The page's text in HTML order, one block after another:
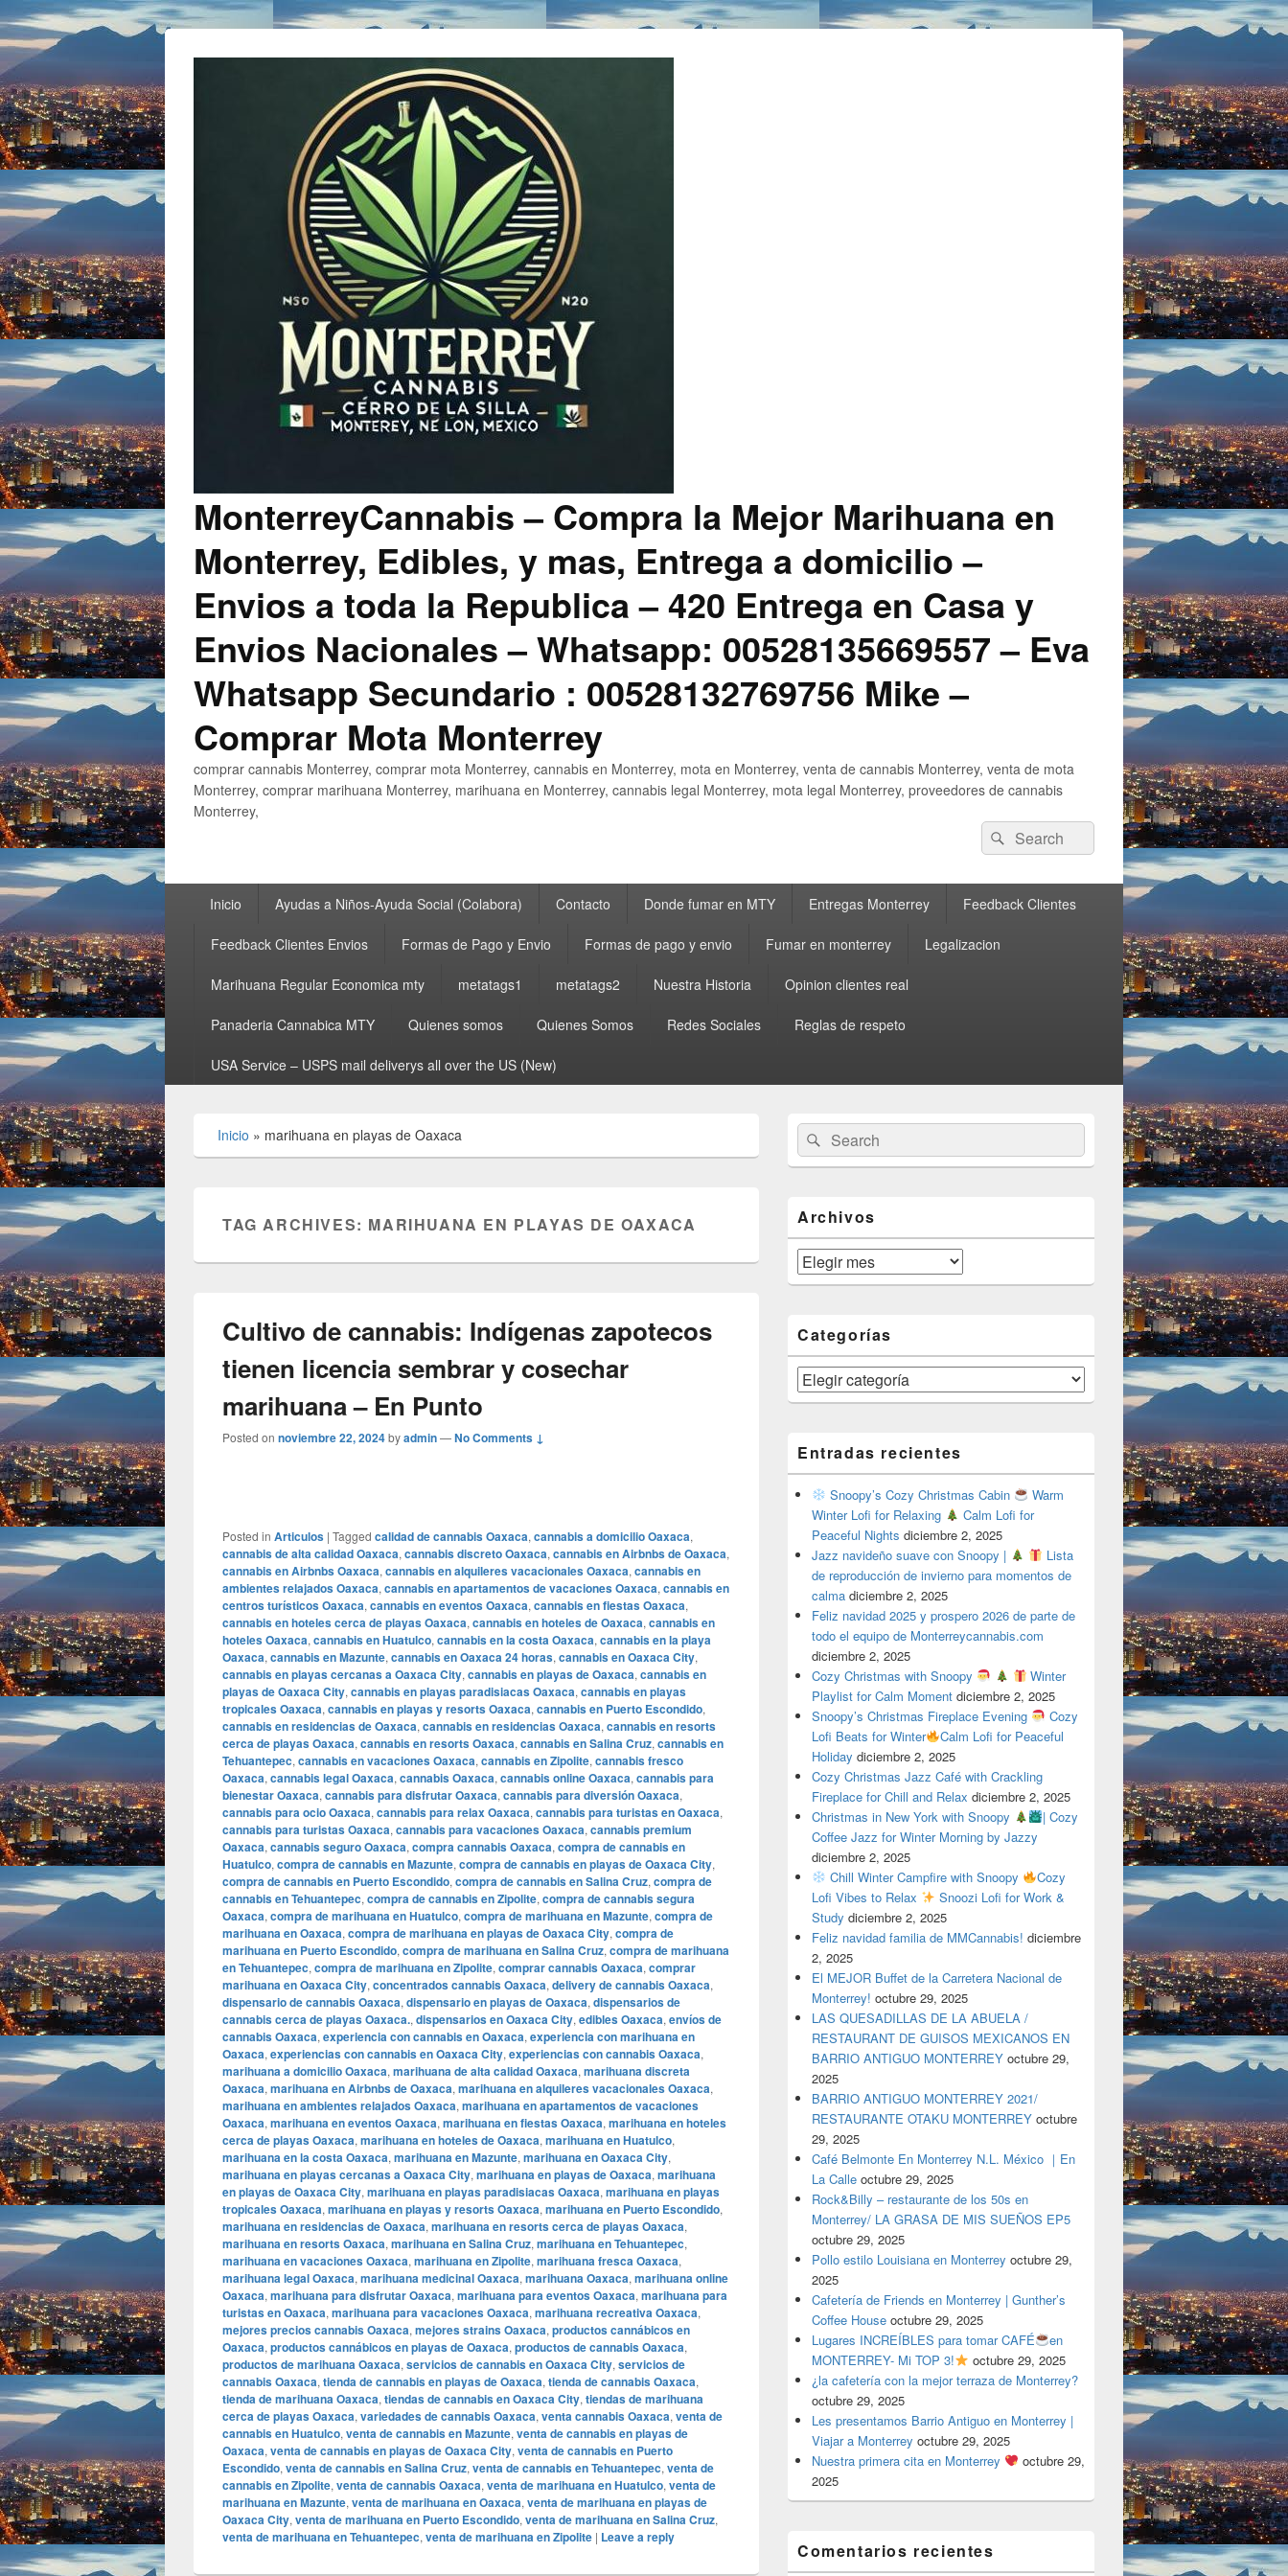
MonterreyCannabis – Compra la Mejor Marihuana en
Monterrey, Edibles, y mas, Entrega a domicilio –
Envios a toda la Republica – 420 Entrega en Casa y
Envios Nacionales – Whatsapp: 00528135669557 – Eva
Whatsapp Secundario : 00528132769756 Mike –
Comprar Mota Monterrey
comprar cannabis Monterrey, comprar mota Monterrey, cannabis en Monterrey, mota en Monterrey, venta de cannabis Monterrey, venta de mota
Monterrey, comprar marihuana Monterrey, marihuana en Monterrey, cannabis legal Monterrey, mota legal Monterrey, proveedores de cannabis
Monterrey,
Search
for:
Search
Inicio Ayudas a Niños-Ayuda Social (Colabora) Contacto Donde fumar en MTY Entregas Monterrey Feedback Clientes
Feedback Clientes Envios Formas de Pago y Envio Formas de pago y envio Fumar en monterrey Legalizacion
Marihuana Regular Economica mty metatags1 metatags2 Nuestra Historia Opinion clientes real
Panaderia Cannabica MTY Quienes somos Quienes Somos Redes Sociales Reglas de respeto
USA Service – USPS mail deliverys all over the US (New)
Inicio » marihuana en playas de Oaxaca
TAG ARCHIVES: MARIHUANA EN PLAYAS DE OAXACA
Cultivo de cannabis: Indígenas zapotecos
tienen licencia sembrar y cosechar
marihuana – En Punto
Posted on noviembre 22, 2024byadmin—No Comments ↓
Posted in Articulos | Tagged calidad de cannabis Oaxaca, cannabis a domicilio Oaxaca,
cannabis de alta calidad Oaxaca, cannabis discreto Oaxaca, cannabis en Airbnbs de Oaxaca,
cannabis en Airbnbs Oaxaca, cannabis en alquileres vacacionales Oaxaca, cannabis en
ambientes relajados Oaxaca, cannabis en apartamentos de vacaciones Oaxaca, cannabis en
centros turísticos Oaxaca, cannabis en eventos Oaxaca, cannabis en fiestas Oaxaca,
cannabis en hoteles cerca de playas Oaxaca, cannabis en hoteles de Oaxaca, cannabis en
hoteles Oaxaca, cannabis en Huatulco, cannabis en la costa Oaxaca, cannabis en la playa
Oaxaca, cannabis en Mazunte, cannabis en Oaxaca 24 horas, cannabis en Oaxaca City,
cannabis en playas cercanas a Oaxaca City, cannabis en playas de Oaxaca, cannabis en
playas de Oaxaca City, cannabis en playas paradisiacas Oaxaca, cannabis en playas
tropicales Oaxaca, cannabis en playas y resorts Oaxaca, cannabis en Puerto Escondido,
cannabis en residencias de Oaxaca, cannabis en residencias Oaxaca, cannabis en resorts
cerca de playas Oaxaca, cannabis en resorts Oaxaca, cannabis en Salina Cruz, cannabis en
Tehuantepec, cannabis en vacaciones Oaxaca, cannabis en Zipolite, cannabis fresco
Oaxaca, cannabis legal Oaxaca, cannabis Oaxaca, cannabis online Oaxaca, cannabis para
bienestar Oaxaca, cannabis para disfrutar Oaxaca, cannabis para diversión Oaxaca,
cannabis para ocio Oaxaca, cannabis para relax Oaxaca, cannabis para turistas en Oaxaca,
cannabis para turistas Oaxaca, cannabis para vacaciones Oaxaca, cannabis premium
Oaxaca, cannabis seguro Oaxaca, compra cannabis Oaxaca, compra de cannabis en
Huatulco, compra de cannabis en Mazunte, compra de cannabis en playas de Oaxaca City,
compra de cannabis en Puerto Escondido, compra de cannabis en Salina Cruz, compra de
cannabis en Tehuantepec, compra de cannabis en Zipolite, compra de cannabis segura
Oaxaca, compra de marihuana en Huatulco, compra de marihuana en Mazunte, compra de
marihuana en Oaxaca, compra de marihuana en playas de Oaxaca City, compra de
marihuana en Puerto Escondido, compra de marihuana en Salina Cruz, compra de marihuana
en Tehuantepec, compra de marihuana en Zipolite, comprar cannabis Oaxaca, comprar
marihuana en Oaxaca City, concentrados cannabis Oaxaca, delivery de cannabis Oaxaca,
dispensario de cannabis Oaxaca, dispensario en playas de Oaxaca, dispensarios de
cannabis cerca de playas Oaxaca., dispensarios en Oaxaca City, edibles Oaxaca, envíos de
cannabis Oaxaca, experiencia con cannabis en Oaxaca, experiencia con marihuana en
Oaxaca, experiencias con cannabis en Oaxaca City, experiencias con cannabis Oaxaca,
marihuana a domicilio Oaxaca, marihuana de alta calidad Oaxaca, marihuana discreta
Oaxaca, marihuana en Airbnbs de Oaxaca, marihuana en alquileres vacacionales Oaxaca,
marihuana en ambientes relajados Oaxaca, marihuana en apartamentos de vacaciones
Oaxaca, marihuana en eventos Oaxaca, marihuana en fiestas Oaxaca, marihuana en hoteles
cerca de playas Oaxaca, marihuana en hoteles de Oaxaca, marihuana en Huatulco,
marihuana en la costa Oaxaca, marihuana en Mazunte, marihuana en Oaxaca City,
marihuana en playas cercanas a Oaxaca City, marihuana en playas de Oaxaca, marihuana
en playas de Oaxaca City, marihuana en playas paradisiacas Oaxaca, marihuana en playas
tropicales Oaxaca, marihuana en playas y resorts Oaxaca, marihuana en Puerto Escondido,
marihuana en residencias de Oaxaca, marihuana en resorts cerca de playas Oaxaca,
marihuana en resorts Oaxaca, marihuana en Salina Cruz, marihuana en Tehuantepec,
marihuana en vacaciones Oaxaca, marihuana en Zipolite, marihuana fresca Oaxaca,
marihuana legal Oaxaca, marihuana medicinal Oaxaca, marihuana Oaxaca, marihuana online
Oaxaca, marihuana para disfrutar Oaxaca, marihuana para eventos Oaxaca, marihuana para
turistas en Oaxaca, marihuana para vacaciones Oaxaca, marihuana recreativa Oaxaca,
mejores precios cannabis Oaxaca, mejores strains Oaxaca, productos cannábicos en
Oaxaca, productos cannábicos en playas de Oaxaca, productos de cannabis Oaxaca,
productos de marihuana Oaxaca, servicios de cannabis en Oaxaca City, servicios de
cannabis Oaxaca, tienda de cannabis en playas de Oaxaca, tienda de cannabis Oaxaca,
tienda de marihuana Oaxaca, tiendas de cannabis en Oaxaca City, tiendas de marihuana
cerca de playas Oaxaca, variedades de cannabis Oaxaca, venta cannabis Oaxaca, venta de
cannabis en Huatulco, venta de cannabis en Mazunte, venta de cannabis en playas de
Oaxaca, venta de cannabis en playas de Oaxaca City, venta de cannabis en Puerto
Escondido, venta de cannabis en Salina Cruz, venta de cannabis en Tehuantepec, venta de
cannabis en Zipolite, venta de cannabis Oaxaca, venta de marihuana en Huatulco, venta de
marihuana en Mazunte, venta de marihuana en Oaxaca, venta de marihuana en playas de
Oaxaca City, venta de marihuana en Puerto Escondido, venta de marihuana en Salina Cruz,
venta de marihuana en Tehuantepec, venta de marihuana en Zipolite | Leave a reply
Primary
Sidebar
Widget
Area
Search
for:
Search
Archivos
Archivos
Categorías
Categorías
Entradas recientes
Snoopy’s Cozy Christmas Cabin
Warm
Winter Lofi for Relaxing
Calm Lofi for
Peaceful Nights diciembre 2, 2025
Jazz navideño suave con Snoopy |
Lista
de reproducción de invierno para momentos de
calma diciembre 2, 2025
Feliz navidad 2025 y prospero 2026 de parte de
todo el equipo de Monterreycannabis.com
diciembre 2, 2025
Cozy Christmas with Snoopy
Winter
Playlist for Calm Moment diciembre 2, 2025
Snoopy’s Christmas Fireplace Evening
Cozy
Lofi Beats for Winter
Calm Lofi for Peaceful
Holiday diciembre 2, 2025
Cozy Christmas Jazz Café with Crackling
Fireplace for Chill and Relax diciembre 2, 2025
Christmas in New York with Snoopy
| Cozy
Coffee Jazz for Winter Morning by Jazzy
diciembre 2, 2025
Chill Winter Campfire with Snoopy
Cozy
Lofi Vibes to Relax
Snoozi Lofi for Work &
Study diciembre 2, 2025
Feliz navidad familia de MMCannabis! diciembre
2, 2025
El MEJOR Buffet de la Carretera Nacional de
Monterrey! octubre 29, 2025
LAS QUESADILLAS DE LA ABUELA /
RESTAURANT DE GUISOS MEXICANOS EN
BARRIO ANTIGUO MONTERREY octubre 29,
2025
BARRIO ANTIGUO MONTERREY 2021/
RESTAURANTE OTAKU MONTERREY octubre
29, 2025
Café Belmonte En Monterrey N.L. México ｜En
La Calle octubre 29, 2025
Rock&Billy – restaurante de los 50s en
Monterrey/ LA GRASA DE MIS SUEÑOS EP5
octubre 29, 2025
Pollo estilo Louisiana en Monterrey octubre 29,
2025
Cafetería de Friends en Monterrey | Gunther’s
Coffee House octubre 29, 2025
Lugares INCREÍBLES para tomar CAFÉ
en
MONTERREY- Mi TOP 3!
octubre 29, 2025
¿la cafetería con la mejor terraza de Monterrey?
octubre 29, 2025
Les presentamos Barrio Antiguo en Monterrey |
Viajar a Monterrey octubre 29, 2025
Nuestra primera cita en Monterrey
octubre 29,
2025
Comentarios recientes